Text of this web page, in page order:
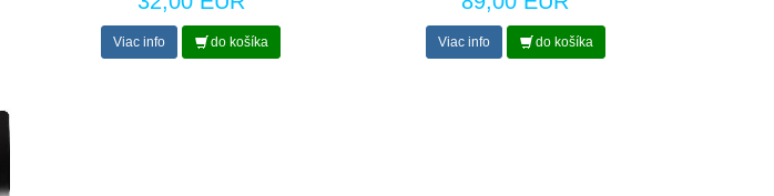
Viac info do košíka Viac info do košíka